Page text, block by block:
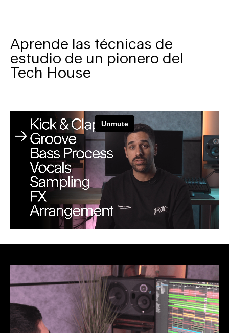
Aprende las técnicas de
estudio de un pionero del
Tech House